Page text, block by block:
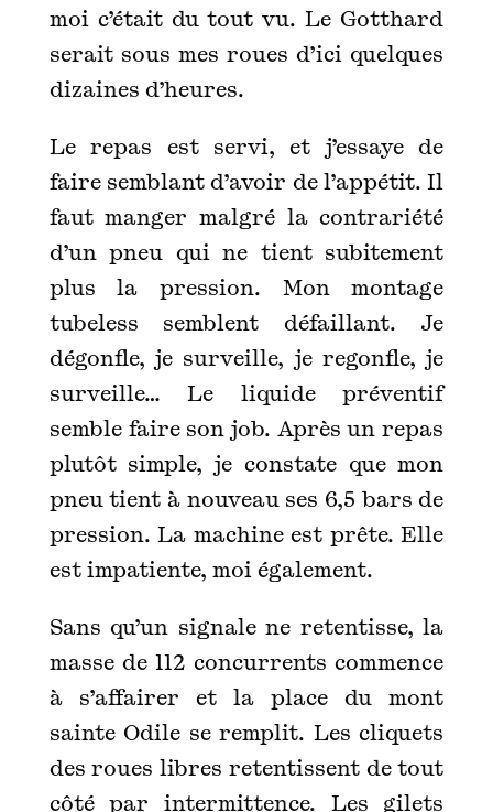
moi c’était du tout vu. Le Gotthard
serait sous mes roues d’ici quelques
dizaines d’heures.
Le repas est servi, et j’essaye de
faire semblant d’avoir de l’appétit. Il
faut manger malgré la contrariété
d’un pneu qui ne tient subitement
plus la pression. Mon montage
tubeless semblent défaillant. Je
dégonfle, je surveille, je regonfle, je
surveille… Le liquide préventif
semble faire son job. Après un repas
plutôt simple, je constate que mon
pneu tient à nouveau ses 6,5 bars de
pression. La machine est prête. Elle
est impatiente, moi également.
Sans qu’un signale ne retentisse, la
masse de 112 concurrents commence
à s’affairer et la place du mont
sainte Odile se remplit. Les cliquets
des roues libres retentissent de tout
côté par intermittence. Les gilets